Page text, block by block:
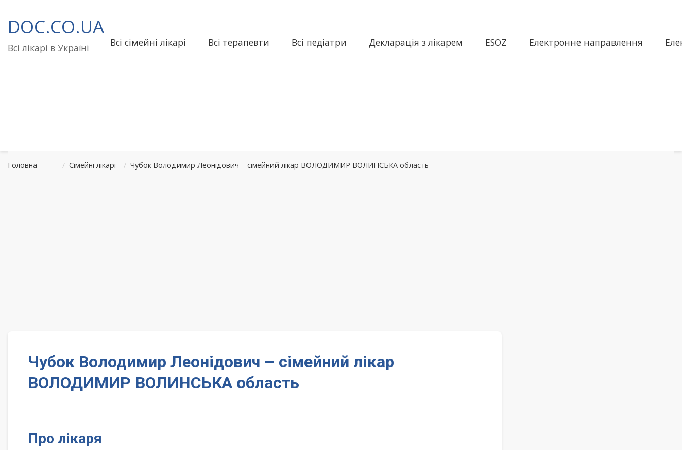
до
вмісту
DOC.CO.UA
Всі лікарі в Україні Всі сімейні лікарі Всі терапевти Всі педіатри Декларація з лікарем ESOZ Електронне направлення
Головна / Сімейні лікарі / Чубок Володимир Леонідович – сімейний лікар ВОЛОДИМИР ВОЛИНСЬКА область
Чубок Володимир Леонідович – сімейний лікар
ВОЛОДИМИР ВОЛИНСЬКА область
Про лікаря